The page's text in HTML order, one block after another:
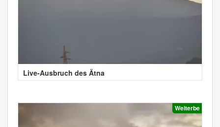
Live-Ausbruch des Ätna
Welterbe